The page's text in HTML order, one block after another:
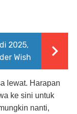
2025,
Wish
lewat. Harapan
ke sini untuk
nanti,